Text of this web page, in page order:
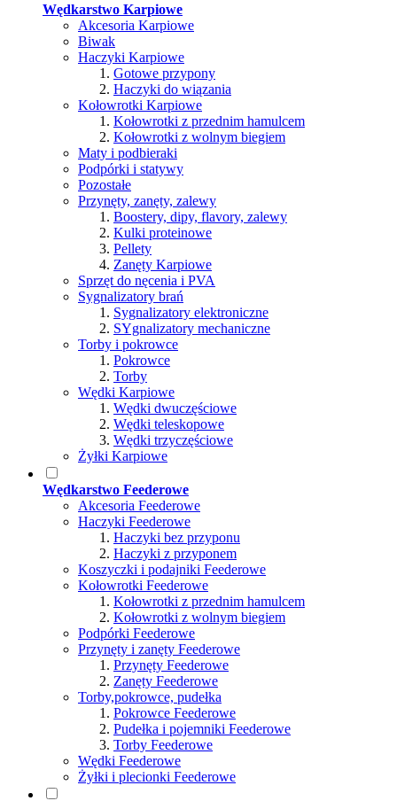
Wędkarstwo Karpiowe
Akcesoria Karpiowe
Biwak
Haczyki Karpiowe
Gotowe przypony
Haczyki do wiązania
Kołowrotki Karpiowe
Kołowrotki z przednim hamulcem
Kołowrotki z wolnym biegiem
Maty i podbieraki
Podpórki i statywy
Pozostałe
Przynęty, zanęty, zalewy
Boostery, dipy, flavory, zalewy
Kulki proteinowe
Pellety
Zanęty Karpiowe
Sprzęt do nęcenia i PVA
Sygnalizatory brań
Sygnalizatory elektroniczne
SYgnalizatory mechaniczne
Torby i pokrowce
Pokrowce
Torby
Wędki Karpiowe
Wędki dwuczęściowe
Wędki teleskopowe
Wędki trzyczęściowe
Żyłki Karpiowe
Wędkarstwo Feederowe
Akcesoria Feederowe
Haczyki Feederowe
Haczyki bez przyponu
Haczyki z przyponem
Koszyczki i podajniki Feederowe
Kołowrotki Feederowe
Kołowrotki z przednim hamulcem
Kołowrotki z wolnym biegiem
Podpórki Feederowe
Przynęty i zanęty Feederowe
Przynęty Feederowe
Zanęty Feederowe
Torby,pokrowce, pudełka
Pokrowce Feederowe
Pudełka i pojemniki Feederowe
Torby Feederowe
Wędki Feederowe
Żyłki i plecionki Feederowe